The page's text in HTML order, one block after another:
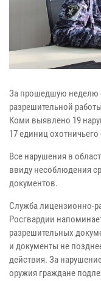
За прошедшую неделю
разрешительной
Коми выявлено 19
17 единиц
Все нарушения в
ввиду несоблюдения
документов.
Служба лицензионно-
Росгвардии
разрешительных
и документы не
действия. За
оружия граждане